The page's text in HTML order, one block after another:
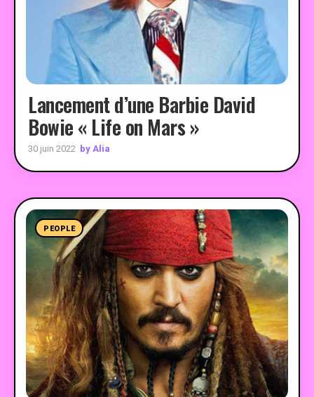
Lancement d’une Barbie David
Bowie « Life on Mars »
30 juin 2022 by Alia
PEOPLE